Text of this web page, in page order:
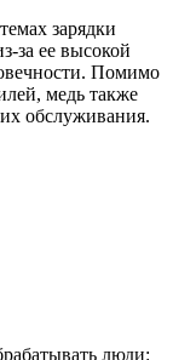
зарядки
за ее высокой
Помимо
медь также
обслуживания.
люди: